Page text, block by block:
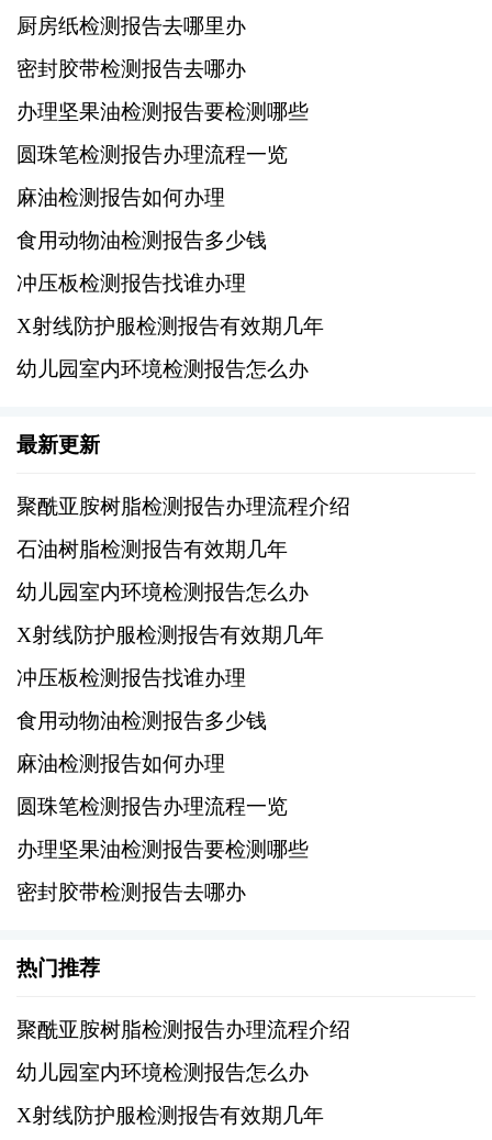
（如挥发性成分含量），则需要更频繁地检测
以保证数据的准确性。
三、行业惯例与实践
品质量和满足客户需求，会根据实际情况设定
内部的标准或采纳行业内公认的做法来确定检
测报告的有效期。例如，某些企业可能会将石
油树脂的关键性能指标每半年重新检测一次，
而对于非关键指标则可能延长至一年或更长周
除了上述因素外，还有一些特殊情况会影响石
油树脂检测报告的有效期，比如储存条件的变
些情况下，即使检测报告本身尚未到期，也可
能需要提前重新进行检测以确认产品状态是否
符合要求。
石油树脂检测报告的具体有效期并不是一个固
定不变的数值，而是依据相关法律法规、检测
项目特性、行业惯例以及实际操作情况综合确
定的。企业在制定相关政策时应充分考虑这些
术发展的需求。同时，建议用户在接受石油树
应重视供应商提供的其他质量保证措施，如第
三方认证、持续监测记录等，以确保所购产品
厨房纸检测报告去哪里办
密封胶带检测报告去哪办
办理坚果油检测报告要检测哪些
圆珠笔检测报告办理流程一览
麻油检测报告如何办理
食用动物油检测报告多少钱
冲压板检测报告找谁办理
X射线防护服检测报告有效期几年
幼儿园室内环境检测报告怎么办
最新更新
聚酰亚胺树脂检测报告办理流程介绍
石油树脂检测报告有效期几年
幼儿园室内环境检测报告怎么办
X射线防护服检测报告有效期几年
冲压板检测报告找谁办理
食用动物油检测报告多少钱
麻油检测报告如何办理
圆珠笔检测报告办理流程一览
办理坚果油检测报告要检测哪些
密封胶带检测报告去哪办
热门推荐
聚酰亚胺树脂检测报告办理流程介绍
幼儿园室内环境检测报告怎么办
X射线防护服检测报告有效期几年